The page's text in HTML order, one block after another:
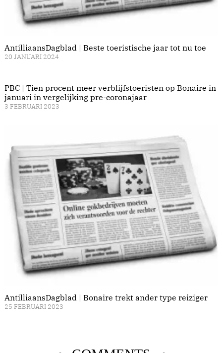
AntilliaansDagblad | Beste toeristische jaar tot nu toe
20 JANUARI 2024
PBC | Tien procent meer verblijfstoeristen op Bonaire in
januari in vergelijking pre-coronajaar
3 FEBRUARI 2023
AntilliaansDagblad | Bonaire trekt ander type reiziger
25 FEBRUARI 2023